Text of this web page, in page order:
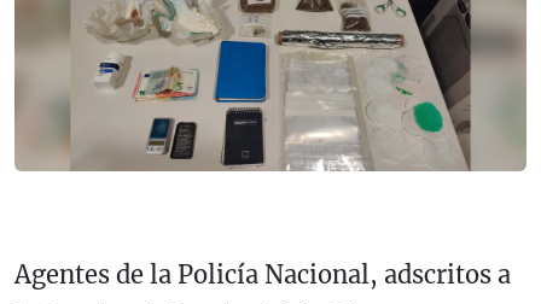
Agentes de la Policía Nacional, adscritos a